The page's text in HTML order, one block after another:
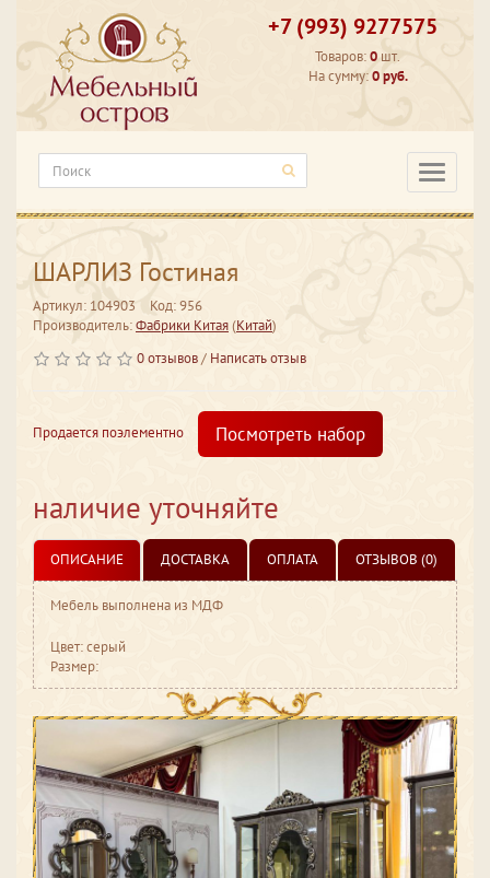
+7 (993) 9277575
Товаров:0 шт.
На сумму:0 руб.
ШАРЛИЗ Гостиная
Артикул: 104903
Код: 956
Производитель:Фабрики Китая(Китай)
0 отзывов/ Написать отзыв
Продается поэлементно Посмотреть набор
наличие уточняйте
ОПИСАНИЕ ДОСТАВКА ОПЛАТА ОТЗЫВОВ (0)
Мебель выполнена из МДФ
Цвет: серый
Размер: